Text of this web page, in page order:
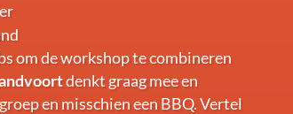
om de workshop te combineren
denkt graag mee en
en misschien een BBQ. Vertel